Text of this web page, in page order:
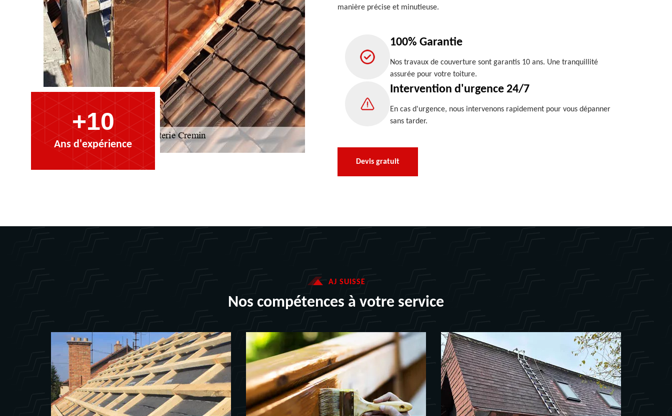
+10
Ans d'expérience
manière précise et minutieuse.
100% Garantie
Nos travaux de couverture sont garantis 10 ans. Une tranquillité
assurée pour votre toiture.
Intervention d'urgence 24/7
En cas d'urgence, nous intervenons rapidement pour vous dépanner
sans tarder.
Devis gratuit
AJ SUISSE
Nos compétences à votre service